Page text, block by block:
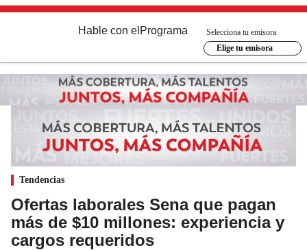
Hable con el Programa
Selecciona tu emisora
Elige tu emisora
Tendencias
Ofertas laborales Sena que pagan
más de $10 millones: experiencia y
cargos requeridos